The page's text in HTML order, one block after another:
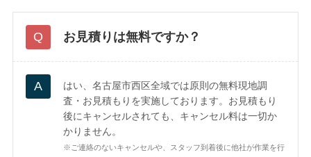
お見積りは無料ですか？
はい、名古屋市西区全域では原則の無料現地調
査・お見積もりを実施しております。お見積もり
後にキャンセルされても、キャンセル料は一切か
かりません。
※ご連絡のないキャンセルや、スタッフ到着後に他社が作業を行